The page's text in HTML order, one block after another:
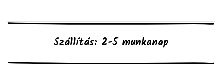
Szállítás: 2-5 munkanap